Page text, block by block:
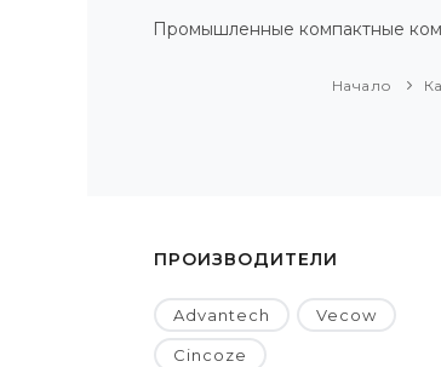
Промышленные компактные
Начало
ПРОИЗВОДИТЕЛИ
Advantech Vecow
Cincoze